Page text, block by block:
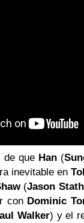
de que Han (
inevitable en
(Jason
con Dominic
Walker) y el